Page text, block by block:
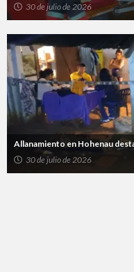
30 de julio de 2026
Allanamiento en Hohenau
30 de julio de 2026